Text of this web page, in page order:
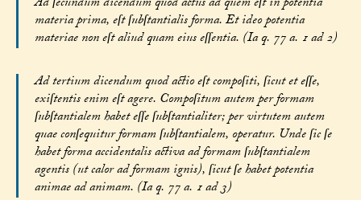
materia prima, eſt ſubſtantialis forma. Et ideo potentia
materiae non eſt aliud quam eius eſſentia. (Ia q. 77 a. 1 ad 2)
Ad tertium dicendum quod actio eſt compoſiti, ſicut et eſſe,
exiſtentis enim eſt agere. Compoſitum autem per formam
ſubſtantialem habet eſſe ſubſtantialiter; per virtutem autem
quae conſequitur formam ſubſtantialem, operatur. Unde ſic ſe
habet forma accidentalis activa ad formam ſubſtantialem
agentis (ut calor ad formam ignis), ſicut ſe habet potentia
animae ad animam. (Ia q. 77 a. 1 ad 3)